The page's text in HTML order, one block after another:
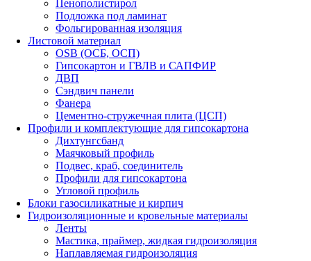
Пенополистирол
Подложка под ламинат
Фольгированная изоляция
Листовой материал
OSB (ОСБ, ОСП)
Гипсокартон и ГВЛВ и САПФИР
ДВП
Сэндвич панели
Фанера
Цементно-стружечная плита (ЦСП)
Профили и комплектующие для гипсокартона
Дихтунгсбанд
Маячковый профиль
Подвес, краб, соединитель
Профили для гипсокартона
Угловой профиль
Блоки газосиликатные и кирпич
Гидроизоляционные и кровельные материалы
Ленты
Мастика, праймер, жидкая гидроизоляция
Наплавляемая гидроизоляция